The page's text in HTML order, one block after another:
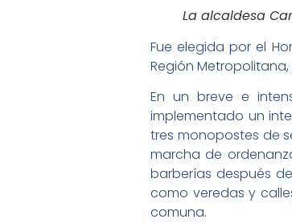
La alcaldesa
Fue elegida por el
Región
En un breve e
implementado un
tres monopostes de
marcha de
barberías después
como veredas y
comuna.